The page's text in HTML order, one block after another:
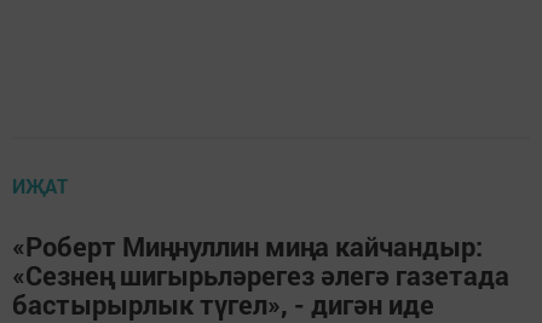
ИҖАТ
«Роберт Миңнуллин миңа кайчандыр:
«Сезнең шигырьләрегез әлегә газетада
бастырырлык түгел», - дигән иде